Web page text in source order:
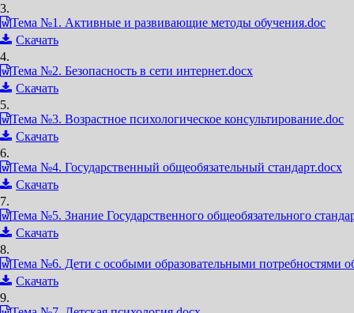
3.
Тема №1. Активные и развивающие методы обучения.doc
Скачать
4.
Тема №2. Безопасность в сети интернет.docx
Скачать
5.
Тема №3. Возрастное психологическое консультирование.doc
Скачать
6.
Тема №4. Государственный общеобязательный стандарт.docx
Скачать
7.
Тема №5. Знание Государственного общеобязательного
Скачать
8.
Тема №6. Дети с особыми образовательными потребностями
Скачать
9.